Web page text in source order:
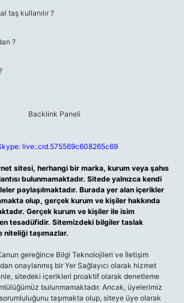
taş kullanılır ?
?
live:.cid.575569c608265c69
sitesi, herhangi bir marka, kurum veya şahıs
bulunmamaktadır. Sitede yalnızca kendi
paylaşılmaktadır. Burada yer alan içerikler
olup, gerçek kurum ve kişiler hakkında
Gerçek kurum ve kişiler ile isim
tesadüfidir. Sitemizdeki bilgiler taslak
niteliği taşımazlar.
gereğince Bilgi Teknolojileri ve İletişim
onaylanmış bir Yer Sağlayıcı olarak hizmet
sitedeki içerikleri proaktif olarak denetleme
bulunmamaktadır. Ancak, üyelerimiz
taşımakta olup, siteye üye olarak